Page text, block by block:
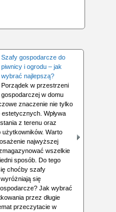
Szafy gospodarcze do
piwnicy i ogrodu – jak
wybrać najlepszą?
Porządek w przestrzeni
gospodarczej w domu
znaczenie nie tylko
Wpływa
z terenu oraz
Warto
najwyższej
wszelkie
sposób. Do tego
choćby szafy
się
Jak wybrać
przez długie
przeczytacie w